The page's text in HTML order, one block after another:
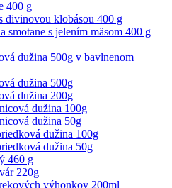
400 g
divinovou klobásou 400 g
smotane s jelením mäsom 400 g
dužina 500g v bavlnenom
dužina 500g
dužina 200g
dužina 100g
dužina 50g
dužina 100g
dužina 50g
460 g
220g
výhonkov 200ml